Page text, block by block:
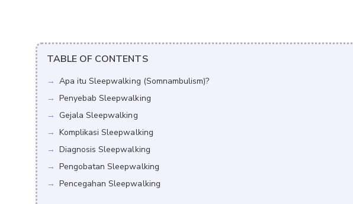
TABLE OF CONTENTS
Apa itu Sleepwalking (Somnambulism)?
Penyebab Sleepwalking
Gejala Sleepwalking
Komplikasi Sleepwalking
Diagnosis Sleepwalking
Pengobatan Sleepwalking
Pencegahan Sleepwalking